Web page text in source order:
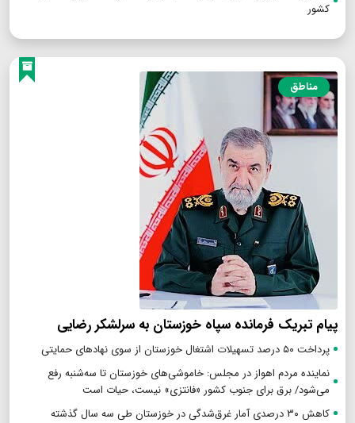
کشور
مناطق
پیام تبریک فرمانده سپاه خوزستان به سرلشکر رضایی
پرداخت ۵۰ درصد تسهیلات اشتغال خوزستان از سوی نهادهای حمایتی
نماینده مردم اهواز در مجلس: خاموشی‌های خوزستان تا سه‌شنبه رفع
می‌شود/ برق برای جنوب کشور «فانتزی» نیست، حیات است
کاهش ۳۰ درصدی آمار غرق‌شدگی در خوزستان طی سه سال گذشته